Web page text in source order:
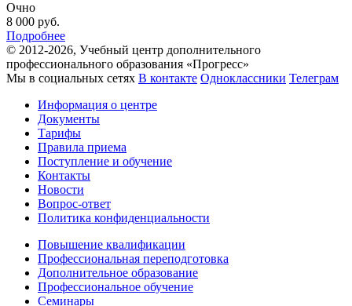
Очно
8 000 руб.
Подробнее
© 2012-2026, Учебный центр дополнительного
профессионального образования «Прогресс»
Мы в социальных сетях В контакте Одноклассники Телеграм
Информация о центре
Документы
Тарифы
Правила приема
Поступление и обучение
Контакты
Новости
Вопрос-ответ
Политика конфиденциальности
Повышение квалификации
Профессиональная переподготовка
Дополнительное образование
Профессиональное обучение
Семинары